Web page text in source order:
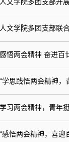
人文学院多团支部联
感悟两会精神 奋进百
“学思践悟两会精神，
学习两会精神，青年
“感悟两会精神，喜迎